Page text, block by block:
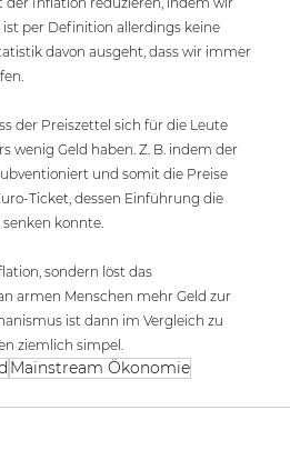
per Definition allerdings keine
davon ausgeht, dass wir immer
der Preiszettel sich für die Leute
wenig Geld haben. Z. B. indem der
und somit die Preise
Ticket, dessen Einführung die
konnte.
sondern löst das
armen Menschen mehr Geld zur
ist dann im Vergleich zu
ziemlich simpel.
Mainstream Ökonomie